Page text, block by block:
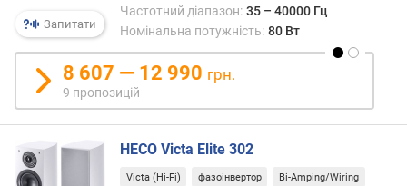
у
м
(
д
с
Запитати
Частотний діапазон: 35 – 40000 Гц
Номінальна потужність: 80 Вт
8 607 — 12 990 грн.
9 пропозицій
HECO Victa Elite 302
Victa (Hi-Fi) фазоінвертор Bi-Amping/Wiring